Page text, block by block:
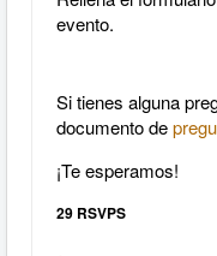
evento.
Si tienes alguna
documento de
¡Te esperamos!
29 RSVPS